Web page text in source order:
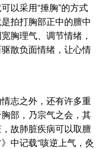
以采用“捶胸”的方式
拍打胸部正中的膻中
胸理气、调节情绪，
散负面情绪，让心情
志之外，还有许多重
部，乃宗气之会，其
故肺脏疾病可以取膻
中记载“咳逆上气，灸